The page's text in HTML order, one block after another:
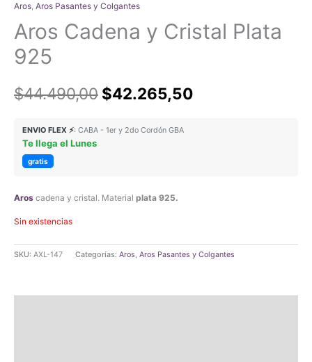
Aros, Aros Pasantes y Colgantes
Aros Cadena y Cristal Plata
925
$44.490,00 El
$44.490,00.
$42.265,50El
ENVIO FLEX ⚡: CABA - 1er y 2do Cordón GBA
Te llega el Lunes
gratis
Aros cadena y cristal. Material plata 925.
Sin existencias
SKU: AXL-147 Categorías: Aros, Aros Pasantes y Colgantes